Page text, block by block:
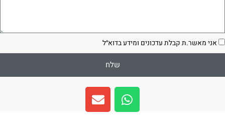
אני מאשר.ת קבלת עדכונים ומידע בדוא״ל
שלח
W
h
a
E
n
v